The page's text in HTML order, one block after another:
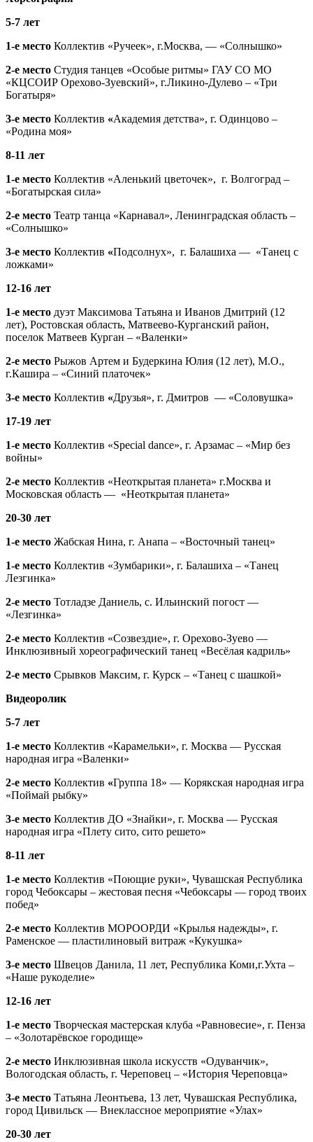
5-7 лет
1-е место Коллектив «Ручеек», г.Москва, — «Солнышко»
2-е место Студия танцев «Особые ритмы» ГАУ СО МО
«КЦСОИР Орехово-Зуевский», г.Ликино-Дулево – «Три
Богатыря»
3-е место Коллектив «Академия детства», г. Одинцово –
«Родина моя»
8-11 лет
1-е место Коллектив «Аленький цветочек», г. Волгоград –
«Богатырская сила»
2-е место Театр танца «Карнавал», Ленинградская область –
«Солнышко»
3-е место Коллектив «Подсолнух», г. Балашиха — «Танец с
ложками»
12-16 лет
1-е место дуэт Максимова Татьяна и Иванов Дмитрий (12
лет), Ростовская область, Матвеево-Курганский район,
поселок Матвеев Курган – «Валенки»
2-е место Рыжов Артем и Будеркина Юлия (12 лет), М.О.,
г.Кашира – «Синий платочек»
3-е место Коллектив «Друзья», г. Дмитров — «Соловушка»
17-19 лет
1-е место Коллектив «Special dance», г. Арзамас – «Мир без
войны»
2-е место Коллектив «Неоткрытая планета» г.Москва и
Московская область — «Неоткрытая планета»
20-30 лет
1-е место Жабская Нина, г. Анапа – «Восточный танец»
1-е место Коллектив «Зумбарики», г. Балашиха – «Танец
Лезгинка»
2-е место Тотладзе Даниель, с. Ильинский погост —
«Лезгинка»
2-е место Коллектив «Созвездие», г. Орехово-Зуево —
Инклюзивный хореографический танец «Весёлая кадриль»
2-е место Срывков Максим, г. Курск – «Танец с шашкой»
Видеоролик
5-7 лет
1-е место Коллектив «Карамельки», г. Москва — Русская
народная игра «Валенки»
2-е место Коллектив «Группа 18» — Корякская народная игра
«Поймай рыбку»
3-е место Коллектив ДО «Знайки», г. Москва — Русская
народная игра «Плету сито, сито решето»
8-11 лет
1-е место Коллектив «Поющие руки», Чувашская Республика
город Чебоксары – жестовая песня «Чебоксары — город твоих
побед»
2-е место Коллектив МОРООРДИ «Крылья надежды», г.
Раменское — пластилиновый витраж «Кукушка»
3-е место Швецов Данила, 11 лет, Республика Коми,г.Ухта –
«Наше рукоделие»
12-16 лет
1-е место Творческая мастерская клуба «Равновесие», г. Пенза
– «Золотарёвское городище»
2-е место Инклюзивная школа искусств «Одуванчик»,
Вологодская область, г. Череповец – «История Череповца»
3-е место Татьяна Леонтьева, 13 лет, Чувашская Республика,
город Цивильск — Внеклассное мероприятие «Улах»
20-30 лет